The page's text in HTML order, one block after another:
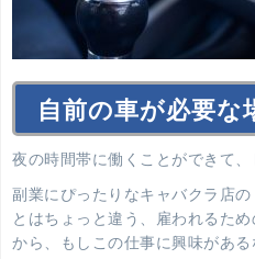
自前の車が必要な
夜の時間帯に働くことができて、
副業にぴったりなキャバクラ店
とはちょっと違う、雇われるた
から、もしこの仕事に興味がある